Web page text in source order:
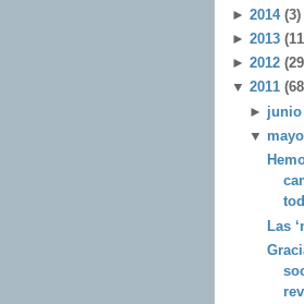
► 2014 (3)
► 2013
► 2012
▼ 2011
► junio
▼ mayo
Las